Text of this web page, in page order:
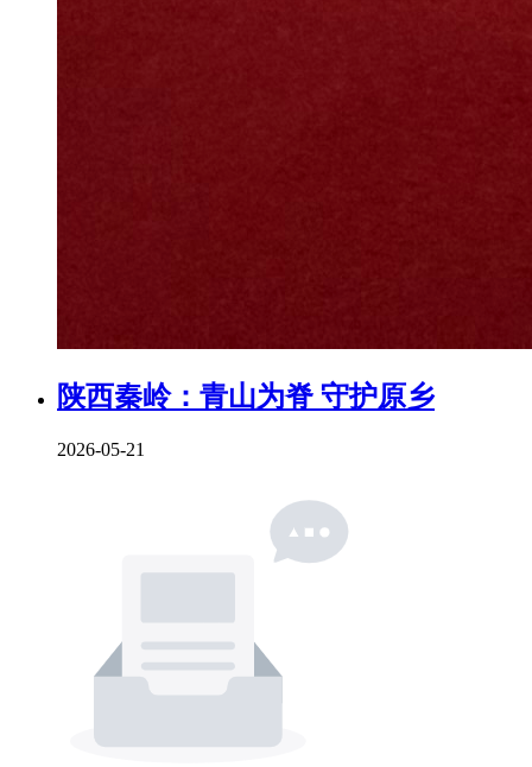
陕西秦岭：青山为脊 守护原乡
2026-05-21